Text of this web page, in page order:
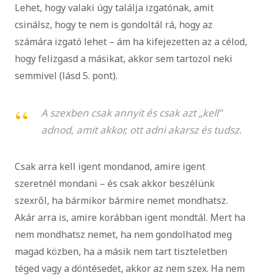
Lehet, hogy valaki úgy találja izgatónak, amit
csinálsz, hogy te nem is gondoltál rá, hogy az
számára izgató lehet – ám ha kifejezetten az a célod,
hogy felizgasd a másikat, akkor sem tartozol neki
semmivel (lásd 5. pont).
A szexben csak annyit és csak azt „kell”
adnod, amit akkor, ott adni akarsz és tudsz.
Csak arra kell igent mondanod, amire igent
szeretnél mondani – és csak akkor beszélünk
szexről, ha bármikor bármire nemet mondhatsz.
Akár arra is, amire korábban igent mondtál. Mert ha
nem mondhatsz nemet, ha nem gondolhatod meg
magad közben, ha a másik nem tart tiszteletben
téged vagy a döntésedet, akkor az nem szex. Ha nem